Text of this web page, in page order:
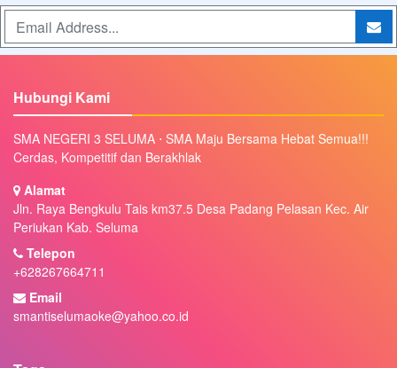
Hubungi Kami
SMA NEGERI 3 SELUMA ⋅ SMA Maju Bersama Hebat Semua!!!
Cerdas, Kompetitif dan Berakhlak
Alamat
Jln. Raya Bengkulu Tais km37.5 Desa Padang Pelasan Kec. Air
Periukan Kab. Seluma
Telepon
+628267664711
Email
smantiselumaoke@yahoo.co.id